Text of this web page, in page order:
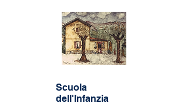
Scuola
dell'Infanzia